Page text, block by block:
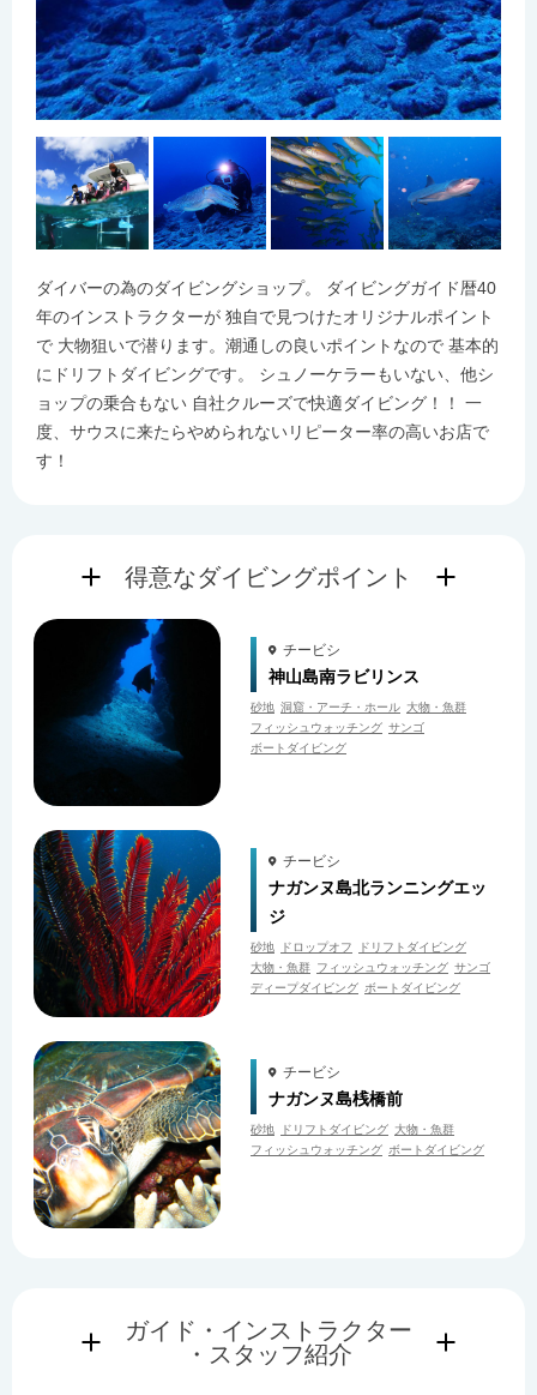
ダイバーの為のダイビングショップ。 ダイビングガイド暦40
年のインストラクターが 独自で見つけたオリジナルポイント
で 大物狙いで潜ります。潮通しの良いポイントなので 基本的
にドリフトダイビングです。 シュノーケラーもいない、他シ
ョップの乗合もない 自社クルーズで快適ダイビング！！ 一
度、サウスに来たらやめられないリピーター率の高いお店で
す！
得意なダイビングポイント
チービシ
神山島南ラビリンス
砂地 洞窟・アーチ・ホール 大物・魚群
フィッシュウォッチング サンゴ
ボートダイビング
チービシ
ナガンヌ島北ランニングエッ
ジ
砂地 ドロップオフ
ドリフトダイビング
大物・魚群 フィッシュウォッチング サンゴ
ディープダイビング ボートダイビング
チービシ
ナガンヌ島桟橋前
砂地 ドリフトダイビング 大物・魚群
フィッシュウォッチング ボートダイビング
ガイド・インストラクター
・スタッフ紹介